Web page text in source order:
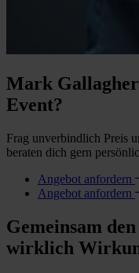
Mark Gallagher
Event?
Frag unverbindlich Preis
beraten dich gern
Angebot anfordern
Angebot anfordern
Gemeinsam
wirklich